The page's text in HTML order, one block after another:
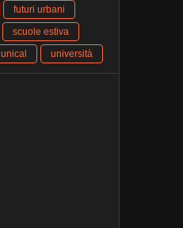
futuri urbani
scuole estiva
unical università